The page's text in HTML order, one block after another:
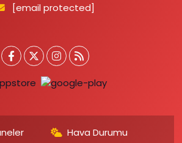
[email protected]
Hava Durumu